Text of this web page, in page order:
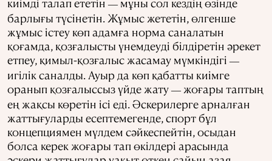
киімді талап ететін — мұны сол кездің өзінде
барлығы түсінетін. Жұмыс жететін, өлгенше
жұмыс істеу көп адамға норма саналатын
қоғамда, қозғалысты үнемдеуді білдіретін әрекет
етпеу, қимыл-қозғалыс жасамау мүмкіндігі —
игілік саналды. Ауыр да көп қабатты киімге
оранып қозғалыссыз үйде жату — жоғары таптың
ең жақсы көретін ісі еді. Әскерилерге арналған
жаттығуларды есептемегенде, спорт бұл
концепциямен мүлдем сәйкеспейтін, осыдан
болса керек жоғары тап өкілдері арасында